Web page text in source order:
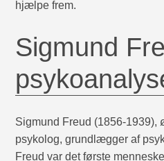
hjælpe frem.
Sigmund
Sigmund Freud (1856-
psykolog, grundlægger af
Freud var det første